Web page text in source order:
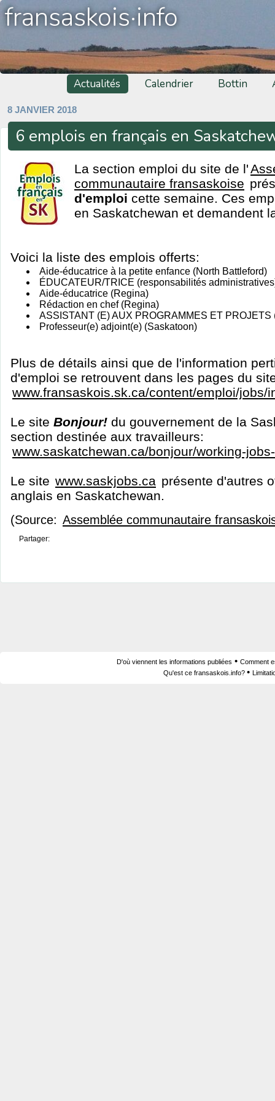
fransaskois·info
Actualités Calendrier Bottin
8 JANVIER 2018
6 emplois en français en
La section emploi du site de l'
communautaire fransaskoise
d'emploi cette semaine. Ces
en Saskatchewan et demandent
Voici la liste des emplois offerts:
Aide-éducatrice à la petite enfance (North Battleford)
ÉDUCATEUR/TRICE (responsabilités
Aide-éducatrice (Regina)
Rédaction en chef (Regina)
ASSISTANT (E) AUX PROGRAMMES ET PROJETS
Professeur(e) adjoint(e) (Saskatoon)
Plus de détails ainsi que de l'information
d'emploi se retrouvent dans les pages du
www.fransaskois.sk.ca/content/emploi/jobs/
Le site Bonjour! du gouvernement de la
section destinée aux travailleurs:
www.saskatchewan.ca/bonjour/working-
Le site www.saskjobs.ca présente d'autres
anglais en Saskatchewan.
(Source: Assemblée communautaire
Partager:
D'où viennent les informations publiées • Comment
Qu'est ce fransaskois.info? •